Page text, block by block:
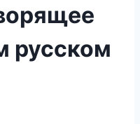
русском